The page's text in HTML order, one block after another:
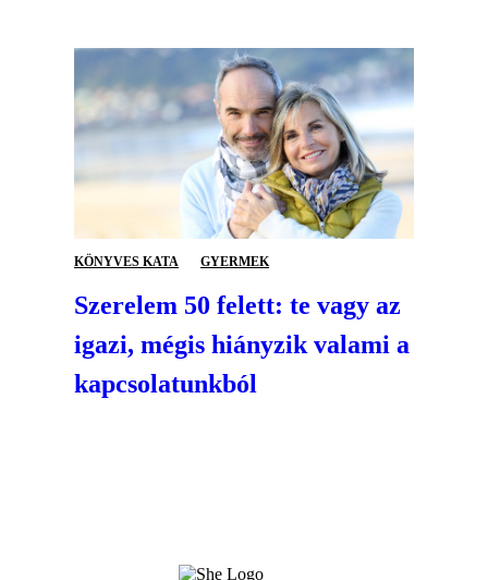
KÖNYVES KATA GYERMEK
Szerelem 50 felett: te vagy az
igazi, mégis hiányzik valami a
kapcsolatunkból